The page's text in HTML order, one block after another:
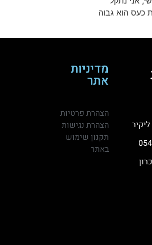
כעס הוא גבוה
1 זכרון
מדיניות
אתר
הצהרת פרטיות
הצהרת נגישות
תקנון שימוש
באתר